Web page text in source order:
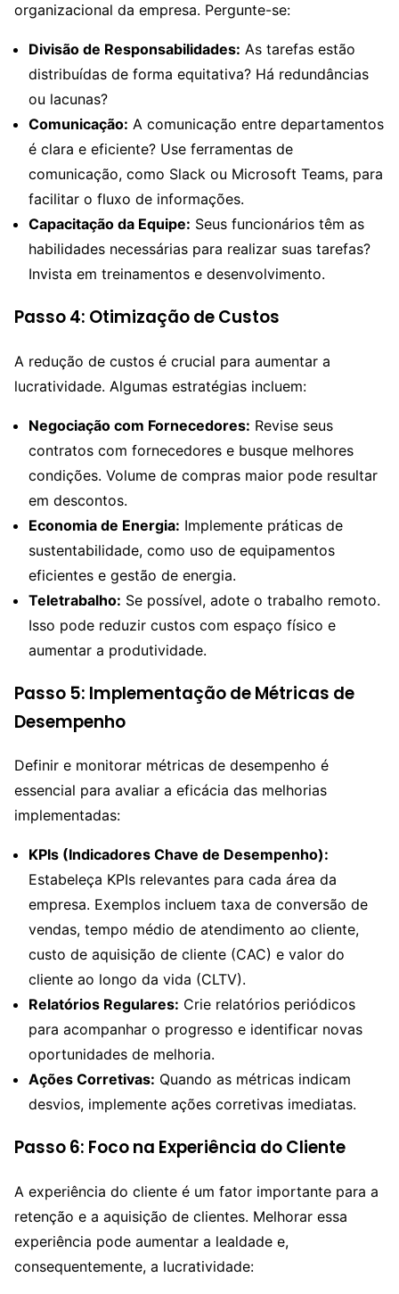
organizacional da empresa. Pergunte-se:
Divisão de Responsabilidades: As tarefas estão
distribuídas de forma equitativa? Há redundâncias
ou lacunas?
Comunicação: A comunicação entre departamentos
é clara e eficiente? Use ferramentas de
comunicação, como Slack ou Microsoft Teams, para
facilitar o fluxo de informações.
Capacitação da Equipe: Seus funcionários têm as
habilidades necessárias para realizar suas tarefas?
Invista em treinamentos e desenvolvimento.
Passo 4: Otimização de Custos
A redução de custos é crucial para aumentar a
lucratividade. Algumas estratégias incluem:
Negociação com Fornecedores: Revise seus
contratos com fornecedores e busque melhores
condições. Volume de compras maior pode resultar
em descontos.
Economia de Energia: Implemente práticas de
sustentabilidade, como uso de equipamentos
eficientes e gestão de energia.
Teletrabalho: Se possível, adote o trabalho remoto.
Isso pode reduzir custos com espaço físico e
aumentar a produtividade.
Passo 5: Implementação de Métricas de
Desempenho
Definir e monitorar métricas de desempenho é
essencial para avaliar a eficácia das melhorias
implementadas:
KPIs (Indicadores Chave de Desempenho):
Estabeleça KPIs relevantes para cada área da
empresa. Exemplos incluem taxa de conversão de
vendas, tempo médio de atendimento ao cliente,
custo de aquisição de cliente (CAC) e valor do
cliente ao longo da vida (CLTV).
Relatórios Regulares: Crie relatórios periódicos
para acompanhar o progresso e identificar novas
oportunidades de melhoria.
Ações Corretivas: Quando as métricas indicam
desvios, implemente ações corretivas imediatas.
Passo 6: Foco na Experiência do Cliente
A experiência do cliente é um fator importante para a
retenção e a aquisição de clientes. Melhorar essa
experiência pode aumentar a lealdade e,
consequentemente, a lucratividade: